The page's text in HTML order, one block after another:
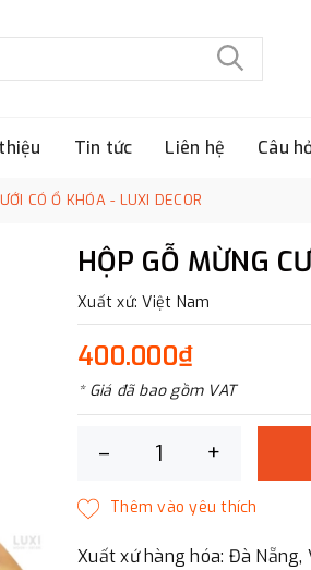
Tin tức Liên hệ Câu
CÓ Ổ KHÓA - LUXI DECOR
HỘP GỖ MỪNG
Xuất xứ: Việt Nam
400.000₫
* Giá đã bao gồm VAT
– +
Xuất xứ hàng hóa: Đà Nẵng,